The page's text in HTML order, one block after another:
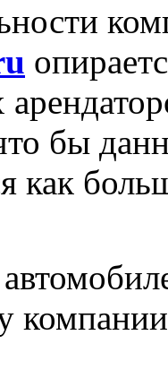
бы
как